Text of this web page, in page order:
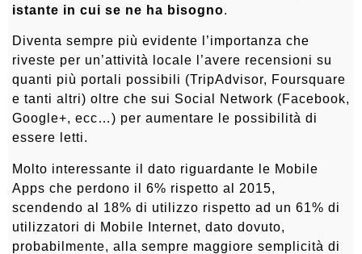
istante in cui se ne ha bisogno.
Diventa sempre più evidente l’importanza che
riveste per un’attività locale l’avere recensioni su
quanti più portali possibili (TripAdvisor, Foursquare
e tanti altri) oltre che sui Social Network (Facebook,
Google+, ecc…) per aumentare le possibilità di
essere letti.
Molto interessante il dato riguardante le Mobile
Apps che perdono il 6% rispetto al 2015,
scendendo al 18% di utilizzo rispetto ad un 61% di
utilizzatori di Mobile Internet, dato dovuto,
probabilmente, alla sempre maggiore semplicità di